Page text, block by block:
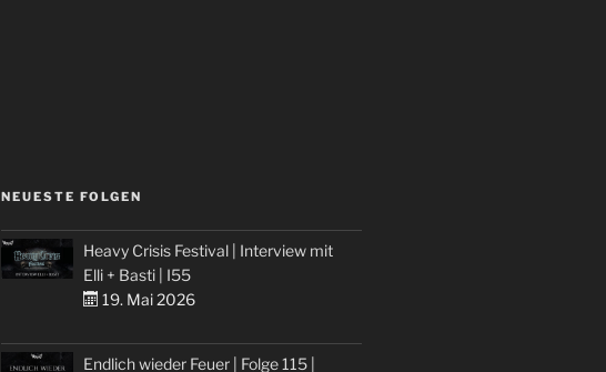
NEUESTE FOLGEN
Heavy Crisis Festival | Interview mit
Elli + Basti | I55
19. Mai 2026
Endlich wieder Feuer | Folge 115 |